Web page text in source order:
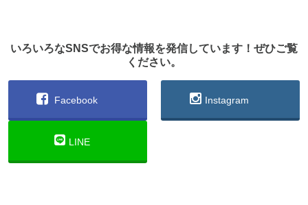
いろいろなSNSでお得な情報を発信しています！ぜひご覧
ください。
Facebook Instagram
LINE